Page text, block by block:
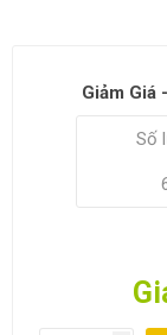
Giảm Giá
Số